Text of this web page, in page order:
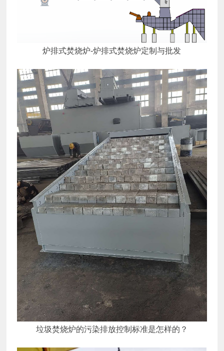
炉排式焚烧炉-炉排式焚烧炉定制与批发
垃圾焚烧炉的污染排放控制标准是怎样的？